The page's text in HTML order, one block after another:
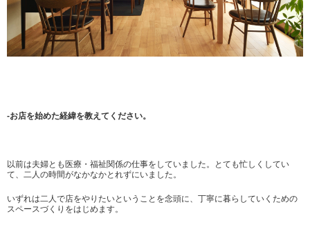
-お店を始めた経緯を教えてください。
以前は夫婦とも医療・福祉関係の仕事をしていました。とても忙しくしてい
て、二人の時間がなかなかとれずにいました。
いずれは二人で店をやりたいということを念頭に、丁寧に暮らしていくための
スペースづくりをはじめます。